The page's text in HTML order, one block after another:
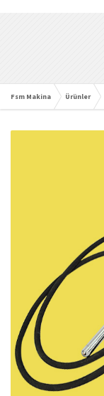
Fsm Makina Ürünler